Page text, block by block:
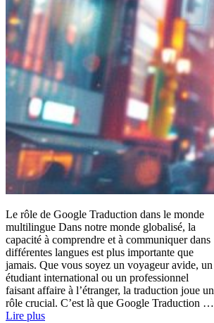
Le rôle de Google Traduction dans le monde
multilingue Dans notre monde globalisé, la
capacité à comprendre et à communiquer dans
différentes langues est plus importante que
jamais. Que vous soyez un voyageur avide, un
étudiant international ou un professionnel
faisant affaire à l’étranger, la traduction joue un
rôle crucial. C’est là que Google Traduction …
Lire plus